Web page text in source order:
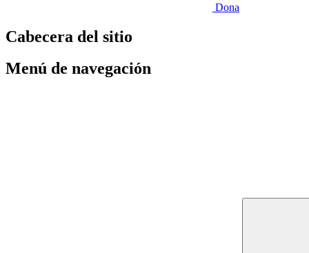
Dona
Cabecera del sitio
Menú de navegación